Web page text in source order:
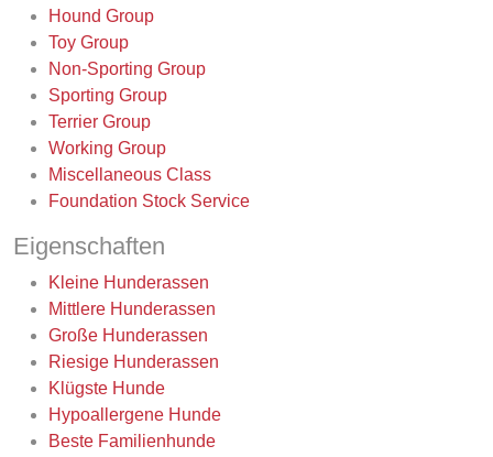
Hound Group
Toy Group
Non-Sporting Group
Sporting Group
Terrier Group
Working Group
Miscellaneous Class
Foundation Stock Service
Eigenschaften
Kleine Hunderassen
Mittlere Hunderassen
Große Hunderassen
Riesige Hunderassen
Klügste Hunde
Hypoallergene Hunde
Beste Familienhunde